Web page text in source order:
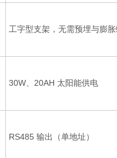
工字型支架，无需预埋与膨
30W、20AH 太阳能供电
RS485 输出（单地址）